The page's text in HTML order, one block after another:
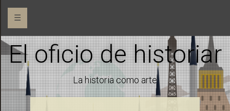
☰
El oficio de historiar
La historia como arte